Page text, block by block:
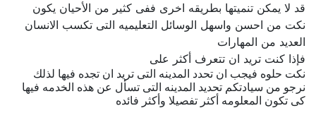
قد لا يمكن تنميتها بطريقه اخرى ففى كثير من الأحيان يكون
نكت من احسن واسهل الوسائل التعليميه التى تكسب الانسان
العديد من المهارات
فإذا كنت تريد ان تتعرف أكثر على
نكت حلوه فيجب ان تحدد المدينه التى تريد ان تجده فيها لذلك
نرجو من سيادتكم تحديد المدينه التى تسأل عن هذه الخدمه فيها
كى تكون المعلومه أكثر تفصيلا وأكثر فائده